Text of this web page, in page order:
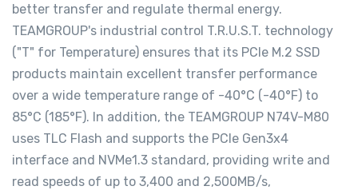
better transfer and regulate thermal energy.
TEAMGROUP's industrial control T.R.U.S.T. technology
("T" for Temperature) ensures that its PCIe M.2 SSD
products maintain excellent transfer performance
over a wide temperature range of -40°C (-40°F) to
85°C (185°F). In addition, the TEAMGROUP N74V-M80
uses TLC Flash and supports the PCIe Gen3x4
interface and NVMe1.3 standard, providing write and
read speeds of up to 3,400 and 2,500MB/s,